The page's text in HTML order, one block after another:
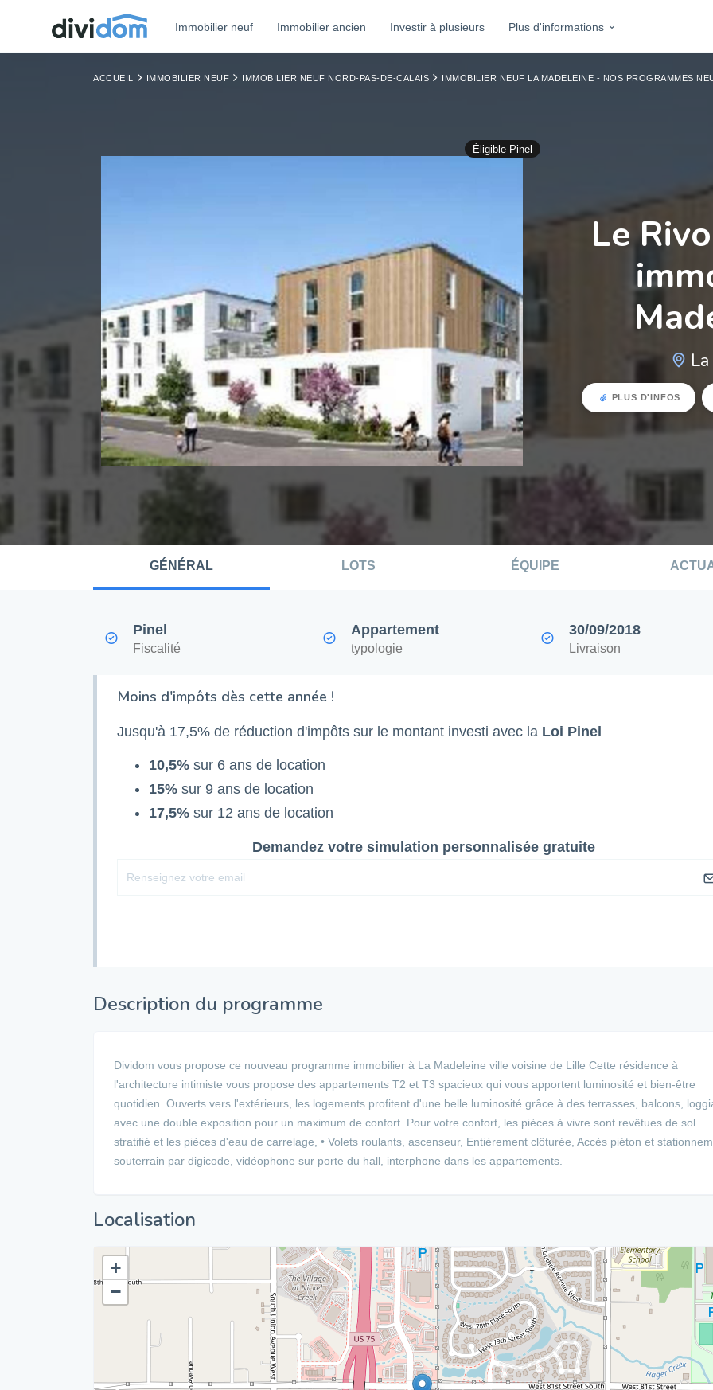
Immobilier neuf Immobilier ancien Investir à plusieurs Plus d'informations
ACCUEIL IMMOBILIER NEUF IMMOBILIER NEUF NORD-PAS-DE-CALAIS IMMOBILIER NEUF LA MADELEINE - NOS PROGRAMMES
Éligible Pinel
Le
PLUS D'INFOS
GÉNÉRAL LOTS ÉQUIPE
Pinel
Fiscalité
Appartement
typologie
30/09/2018
Livraison
Moins d'impôts dès cette année !
Jusqu'à 17,5% de réduction d'impôts sur le montant investi avec la Loi Pinel
10,5% sur 6 ans de location
15% sur 9 ans de location
17,5% sur 12 ans de location
Demandez votre simulation personnalisée gratuite
Description du programme
Dividom vous propose ce nouveau programme immobilier à La Madeleine ville voisine de Lille Cette résidence à
l'architecture intimiste vous propose des appartements T2 et T3 spacieux qui vous apportent luminosité et bien-être
quotidien. Ouverts vers l'extérieurs, les logements profitent d'une belle luminosité grâce à des terrasses, balcons,
avec une double exposition pour un maximum de confort. Pour votre confort, les pièces à vivre sont revêtues de sol
stratifié et les pièces d'eau de carrelage, • Volets roulants, ascenseur, Entièrement clôturée, Accès piéton et
souterrain par digicode, vidéophone sur porte du hall, interphone dans les appartements.
Localisation
+
−